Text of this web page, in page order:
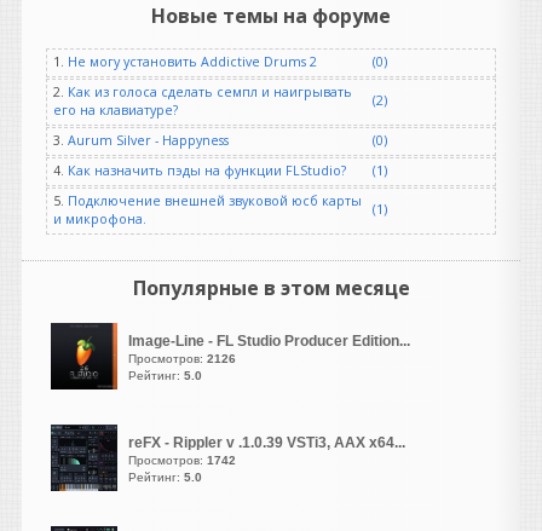
guter
написал 09.08.2026 в02:48
вам нужны одно из этих
двух программ
VirtualBox.Популярный
бесплатный гипервизор,
который можно
установить на Windows
можно создать
виртуальную машину и
Windows XP из ISO-
образа.или
гипервизор, который
также поддерживает
Новые темы на форуме
1. Не могу установить Addictive Drums 2
(0)
2. Как из голоса сделать семпл и наигрывать
его на клавиатуре?
(2)
3. Aurum Silver - Happyness
(0)
4. Как назначить пэды на функции FLStudio?
(1)
5. Подключение внешней звуковой юсб карты
и микрофона.
(1)
Популярные в этом месяце
Image-Line - FL Studio Producer Edition...
Просмотров: 2126
Рейтинг: 5.0
reFX - Rippler v .1.0.39 VSTi3, AAX x64...
Просмотров: 1742
Рейтинг: 5.0